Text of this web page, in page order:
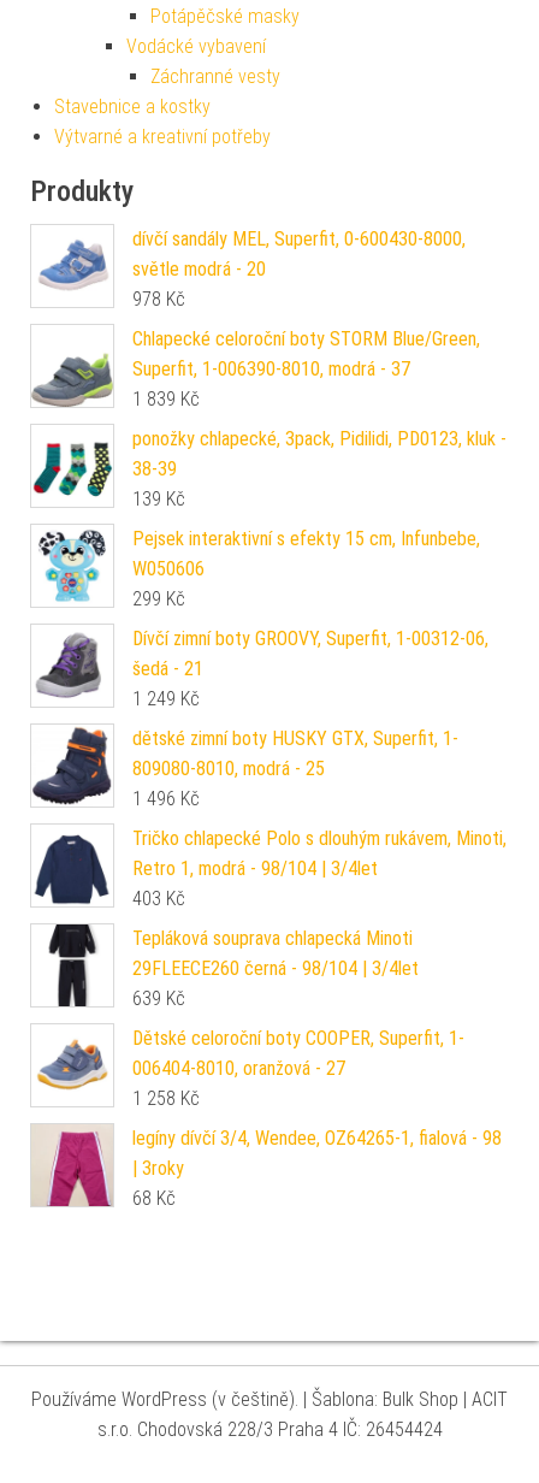
Potápěčské masky
Vodácké vybavení
Záchranné vesty
Stavebnice a kostky
Výtvarné a kreativní potřeby
Produkty
dívčí sandály MEL, Superfit, 0-600430-8000,
světle modrá - 20
978 Kč
Chlapecké celoroční boty STORM Blue/Green,
Superfit, 1-006390-8010, modrá - 37
1 839 Kč
ponožky chlapecké, 3pack, Pidilidi, PD0123, kluk -
38-39
139 Kč
Pejsek interaktivní s efekty 15 cm, Infunbebe,
W050606
299 Kč
Dívčí zimní boty GROOVY, Superfit, 1-00312-06,
šedá - 21
1 249 Kč
dětské zimní boty HUSKY GTX, Superfit, 1-
809080-8010, modrá - 25
1 496 Kč
Tričko chlapecké Polo s dlouhým rukávem, Minoti,
Retro 1, modrá - 98/104 | 3/4let
403 Kč
Tepláková souprava chlapecká Minoti
29FLEECE260 černá - 98/104 | 3/4let
639 Kč
Dětské celoroční boty COOPER, Superfit, 1-
006404-8010, oranžová - 27
1 258 Kč
legíny dívčí 3/4, Wendee, OZ64265-1, fialová - 98
| 3roky
68 Kč
Používáme WordPress (v češtině). Šablona: Bulk Shop
| ACIT
s.r.o. Chodovská 228/3 Praha 4 IČ: 26454424